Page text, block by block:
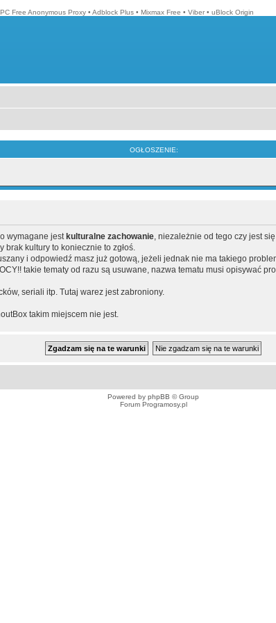
Free Anonymous Proxy • Adblock Plus • Mixmax Free • Viber • uBlock Origin
OGŁOSZENIE:
wymagane jest kulturalne zachowanie, niezależnie od tego czy jest
kultury to koniecznie to zgłoś.
i odpowiedź masz już gotową, jeżeli jednak nie ma takiego
takie tematy od razu są usuwane, nazwa tematu musi opisywać
seriali itp. Tutaj warez jest zabroniony.
takim miejscem nie jest.
Powered by phpBB © Group
Forum Programosy.pl